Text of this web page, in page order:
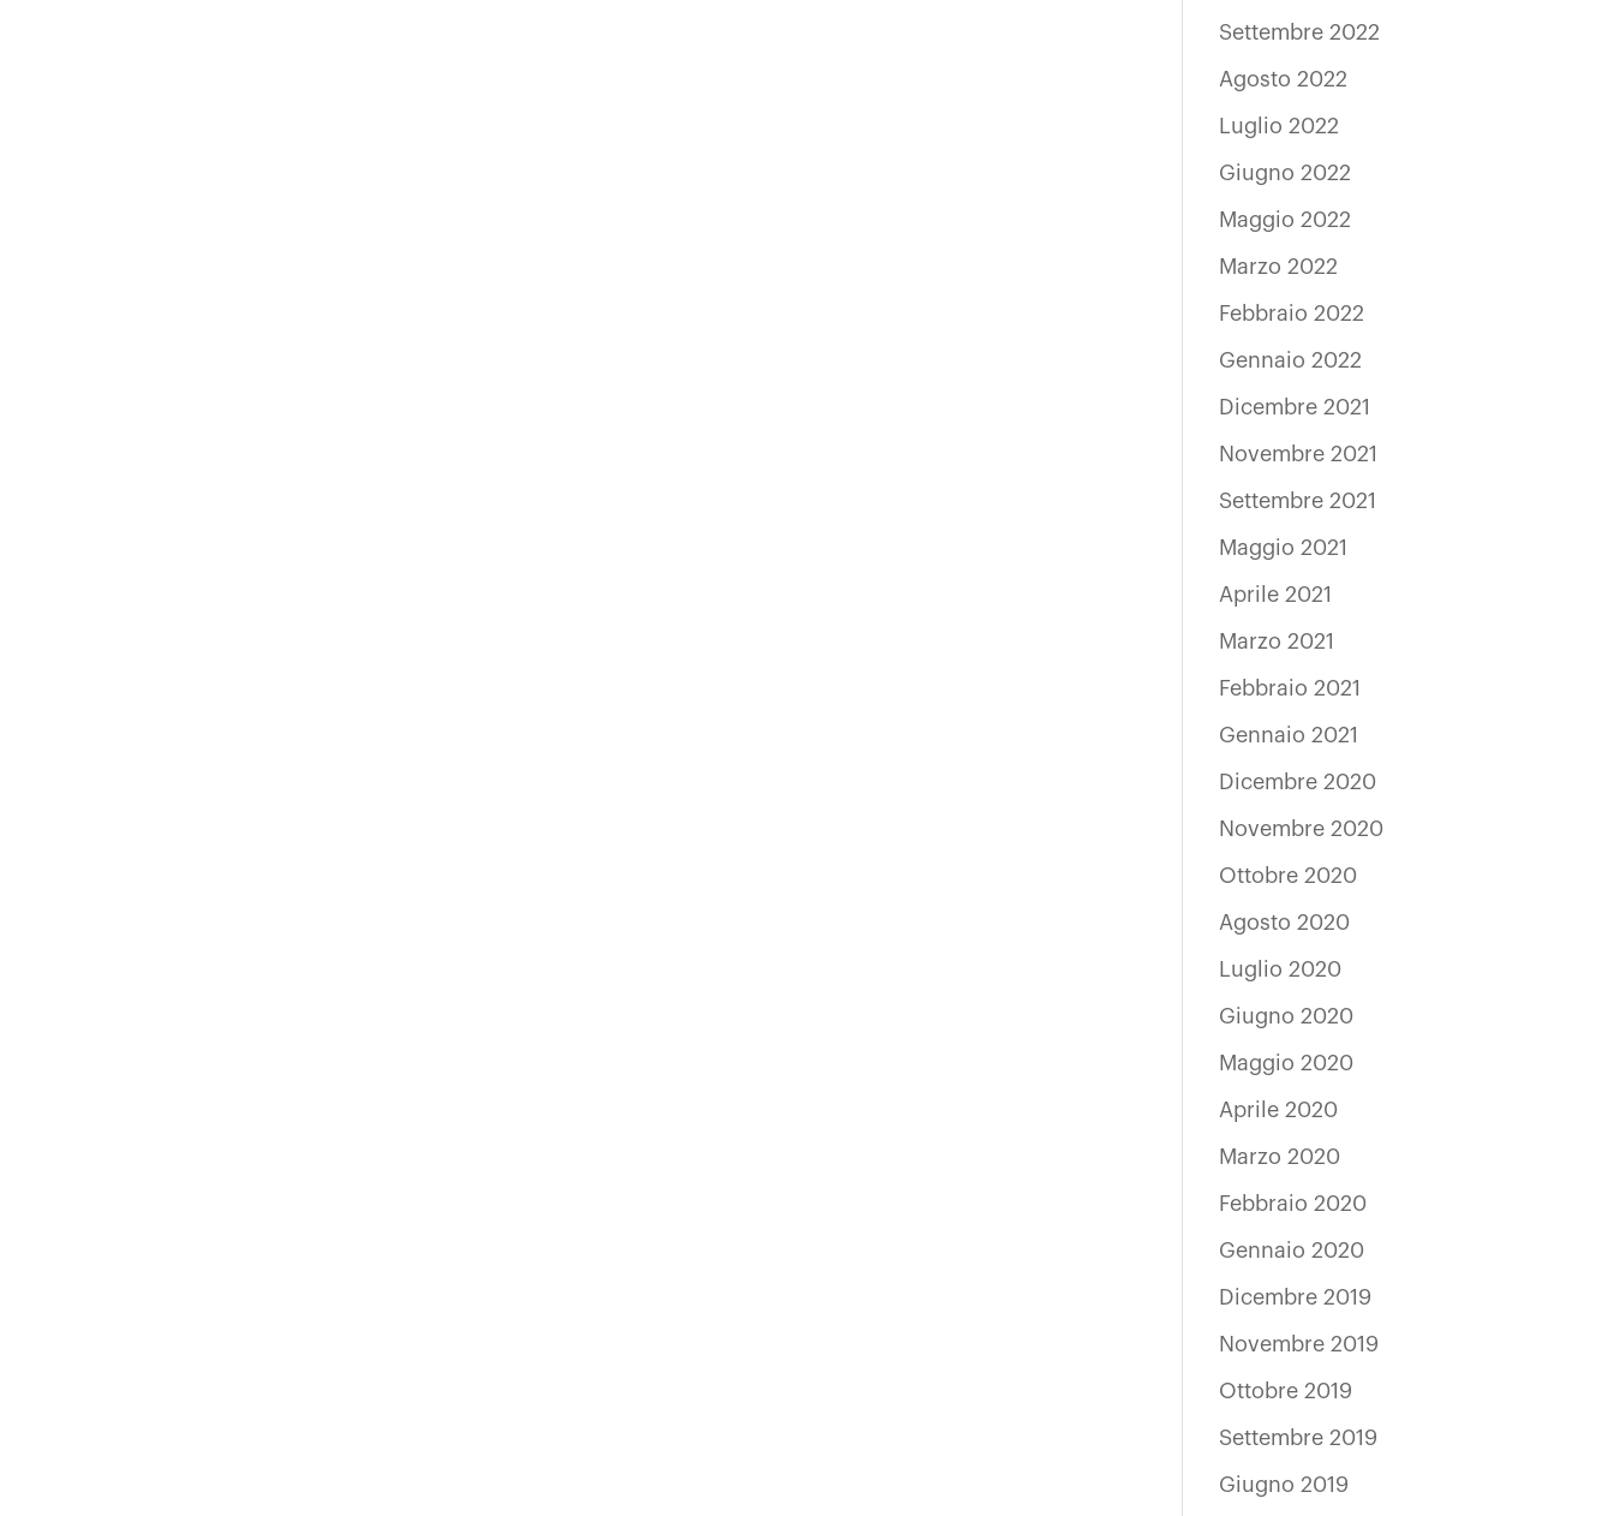
Settembre 2022
Agosto 2022
Luglio 2022
Giugno 2022
Maggio 2022
Marzo 2022
Febbraio 2022
Gennaio 2022
Dicembre 2021
Novembre 2021
Settembre 2021
Maggio 2021
Aprile 2021
Marzo 2021
Febbraio 2021
Gennaio 2021
Dicembre 2020
Novembre 2020
Ottobre 2020
Agosto 2020
Luglio 2020
Giugno 2020
Maggio 2020
Aprile 2020
Marzo 2020
Febbraio 2020
Gennaio 2020
Dicembre 2019
Novembre 2019
Ottobre 2019
Settembre 2019
Giugno 2019